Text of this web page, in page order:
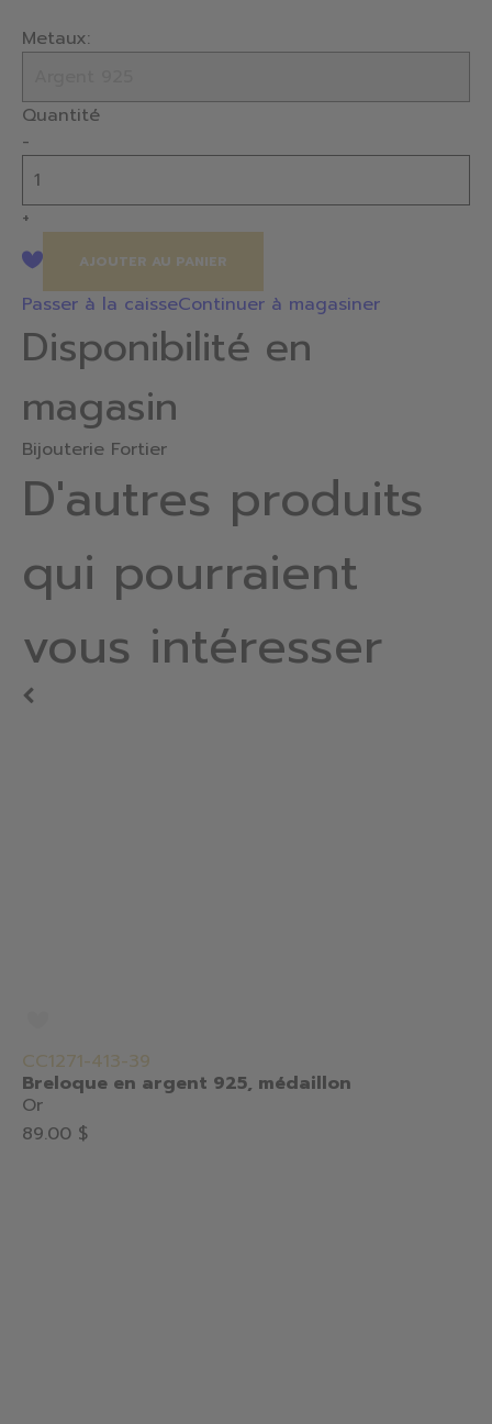
Metaux:
Quantité
-
+
AJOUTER AU PANIER
Passer à la caisseContinuer à magasiner
Disponibilité en
magasin
Bijouterie Fortier
D'autres produits
qui pourraient
vous intéresser
CC1271-413-39
Breloque en argent 925, médaillon
Or
89.00 $